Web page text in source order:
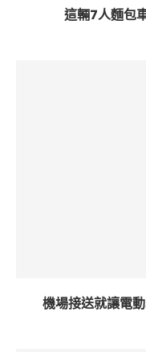
這輛7人麵包
機場接送就讓電